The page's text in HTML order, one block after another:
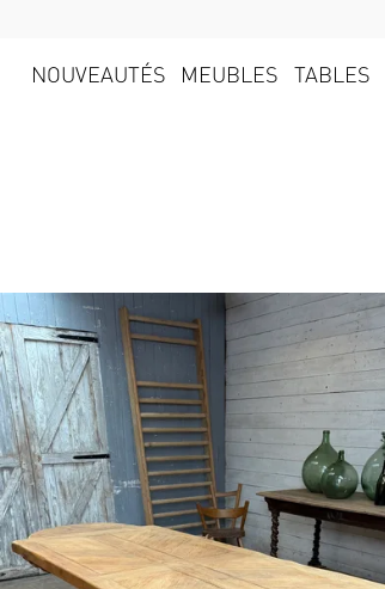
NOUVEAUTÉS MEUBLES TABLES